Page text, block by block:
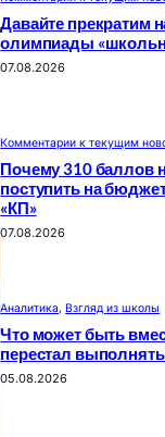
Давайте прекратим
олимпиады
07.08.2026
Комментарии к текущим
Почему 310 баллов
поступить на
«КП»
07.08.2026
Аналитика, Взгляд из школы
Что может быть
перестал
05.08.2026